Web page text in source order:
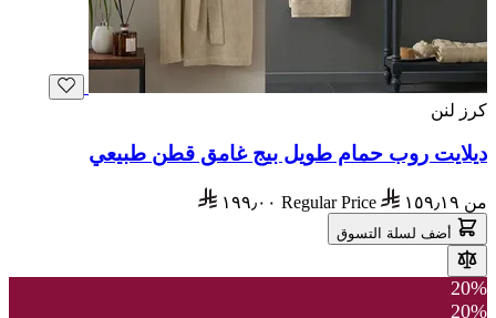
كرز لنن
ديلايت روب حمام طويل بيج غامق قطن طبيعي
من ١٥٩٫١٩ Regular Price ١٩٩٫٠٠
أضف لسلة التسوق
20%
20%